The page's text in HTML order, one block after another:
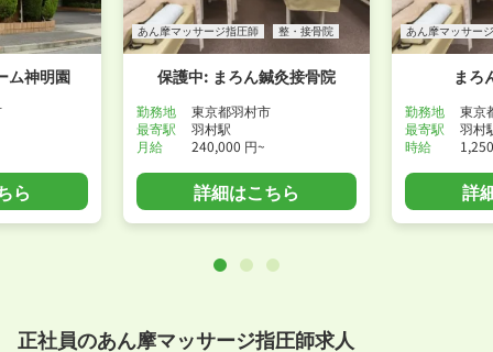
ム神明園
ら
あん摩マッサージ指圧師 整・接骨院
保護中: まろん鍼灸接骨院
勤務地
東京都羽村市
最寄駅
羽村駅
月給
240,000 円~
詳細はこちら
あん摩マッサー
まろ
勤務地
東京
最寄駅
羽村
時給
詳
正社員のあん摩マッサージ指圧師求人